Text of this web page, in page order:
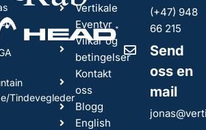
Tindevegleder
Vertikale
Eventyr
Vilkår og
betingelser
Kontakt
oss
Blogg
English
(+47) 948
66 215
Send
oss en
mail